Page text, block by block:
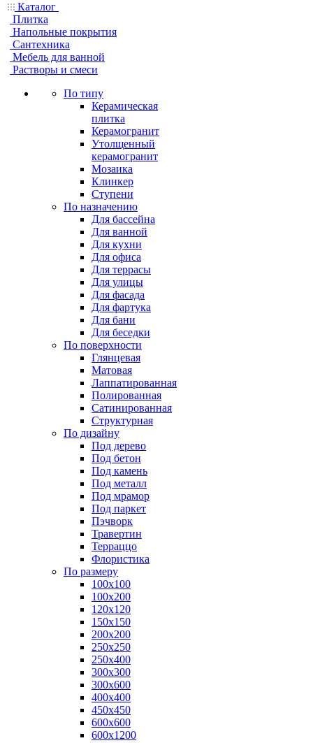
Каталог
Плитка
Напольные покрытия
Сантехника
Мебель для ванной
Растворы и смеси
По типу
Керамическая
плитка
Керамогранит
Утолщенный
керамогранит
Мозаика
Клинкер
Ступени
По назначению
Для бассейна
Для ванной
Для кухни
Для офиса
Для террасы
Для улицы
Для фасада
Для фартука
Для бани
Для беседки
По поверхности
Глянцевая
Матовая
Лаппатированная
Полированная
Сатинированная
Структурная
По дизайну
Под дерево
Под бетон
Под камень
Под металл
Под мрамор
Под паркет
Пэчворк
Травертин
Терраццо
Флористика
По размеру
100х100
100х200
120х120
150х150
200х200
250х250
250х400
300х300
300х600
400х400
450х450
600х600
600х1200